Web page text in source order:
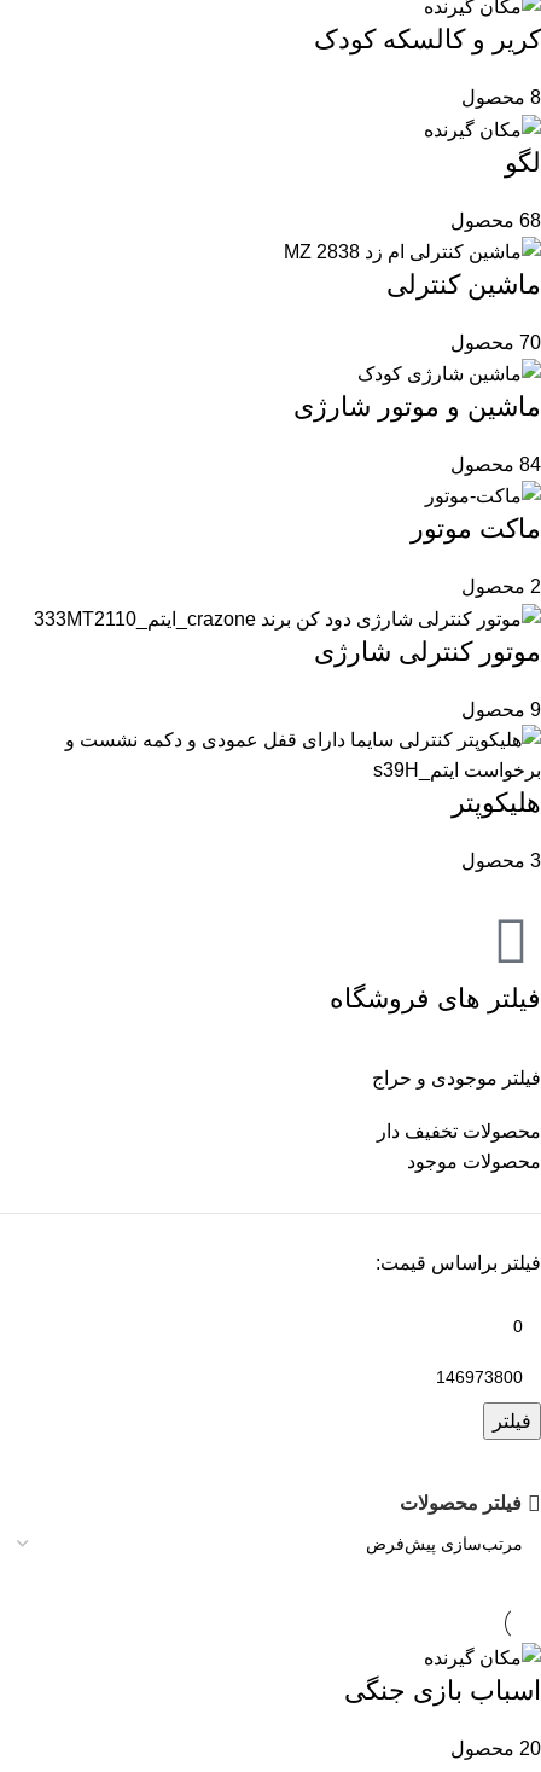
کریر و کالسکه کودک
8 محصول
لگو
68 محصول
ماشین کنترلی
70 محصول
ماشین و موتور شارژی
84 محصول
ماکت موتور
2 محصول
موتور کنترلی شارژی
9 محصول
هلیکوپتر
3 محصول
فیلتر های فروشگاه
فیلتر موجودی و حراج
محصولات تخفیف دار
محصولات موجود
فیلتر براساس قیمت:
فیلتر
فیلتر محصولات
اسباب بازی جنگی
20 محصول